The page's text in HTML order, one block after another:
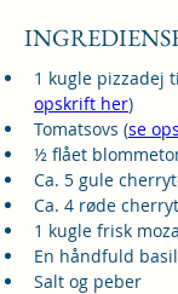
1 kugle pizzadej
opskrift her)
Tomatsovs (se
½ flået
Ca. 5 gule
Ca. 4 røde
1 kugle frisk
En håndfuld
Salt og peber